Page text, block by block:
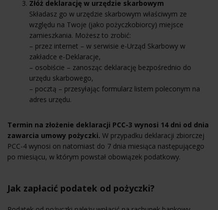
Złóż deklarację w urzędzie skarbowym
Składasz go w urzędzie skarbowym właściwym ze
względu na Twoje (jako pożyczkobiorcy) miejsce
zamieszkania. Możesz to zrobić:
– przez internet – w serwisie e-Urząd Skarbowy w
zakładce e-Deklaracje,
– osobiście – zanosząc deklarację bezpośrednio do
urzędu skarbowego,
– pocztą – przesyłając formularz listem poleconym na
adres urzędu.
Termin na złożenie deklaracji PCC-3 wynosi 14 dni od dnia
zawarcia umowy pożyczki. W przypadku deklaracji zbiorczej
PCC-4 wynosi on natomiast do 7 dnia miesiąca następującego
po miesiącu, w którym powstał obowiązek podatkowy.
Jak zapłacić podatek od pożyczki?